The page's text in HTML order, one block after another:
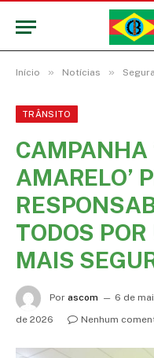
Início » Notícias »
TRÂNSITO
CAMPANHA
AMARELO’
TODOS
MAIS
Por ascom 6 de
de 2026
Nenhum